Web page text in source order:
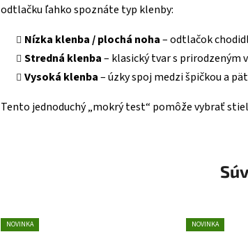
odtlačku ľahko spoznáte typ klenby:
Nízka klenba / plochá noha– odtlačok
Stredná klenba– klasický tvar s prirodzeným
Vysoká klenba– úzky spoj medzi špičkou a
Tento jednoduchý „mokrý test“ pomôže vybrať
NOVINKA NOVINKA